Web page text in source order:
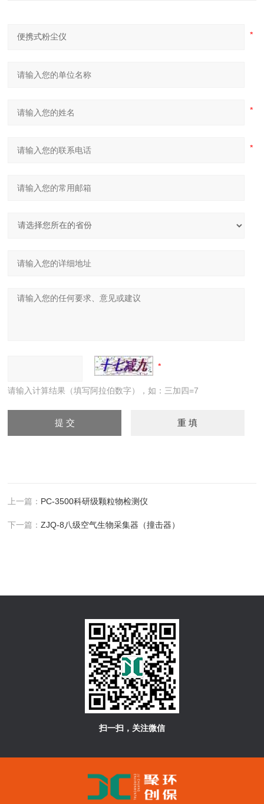
请输入计算结果（填写阿拉伯数字），如：三加四=7
上一篇： PC-3500科研级颗粒物检测仪
下一篇：ZJQ-8八级空气生物采集器（撞击器）
扫一扫，关注微信